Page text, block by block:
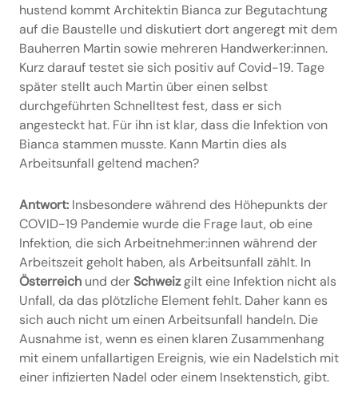
hustend kommt Architektin Bianca zur Begutachtung
auf die Baustelle und diskutiert dort angeregt mit dem
Bauherren Martin sowie mehreren Handwerker:innen.
Kurz darauf testet sie sich positiv auf Covid-19. Tage
später stellt auch Martin über einen selbst
durchgeführten Schnelltest fest, dass er sich
angesteckt hat. Für ihn ist klar, dass die Infektion von
Bianca stammen musste. Kann Martin dies als
Arbeitsunfall geltend machen?
Antwort: Insbesondere während des Höhepunkts der
COVID-19 Pandemie wurde die Frage laut, ob eine
Infektion, die sich Arbeitnehmer:innen während der
Arbeitszeit geholt haben, als Arbeitsunfall zählt. In
Österreich und derSchweizgilt eine Infektion nicht als
Unfall, da das plötzliche Element fehlt. Daher kann es
sich auch nicht um einen Arbeitsunfall handeln. Die
Ausnahme ist, wenn es einen klaren Zusammenhang
mit einem unfallartigen Ereignis, wie ein Nadelstich mit
einer infizierten Nadel oder einem Insektenstich, gibt.